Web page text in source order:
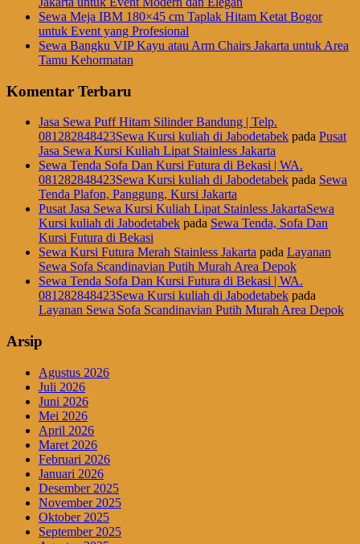
Sewa Meja IBM 180×45 cm Taplak Hitam Ketat Bogor
untuk Event yang Profesional
Sewa Bangku VIP Kayu atau Arm Chairs Jakarta untuk Area
Tamu Kehormatan
Komentar Terbaru
Jasa Sewa Puff Hitam Silinder Bandung | Telp.
081282848423Sewa Kursi kuliah di Jabodetabek pada Pusat
Jasa Sewa Kursi Kuliah Lipat Stainless Jakarta
Sewa Tenda Sofa Dan Kursi Futura di Bekasi | WA.
081282848423Sewa Kursi kuliah di Jabodetabek pada Sewa
Tenda Plafon, Panggung, Kursi Jakarta
Pusat Jasa Sewa Kursi Kuliah Lipat Stainless JakartaSewa
Kursi kuliah di Jabodetabek pada Sewa Tenda, Sofa Dan
Kursi Futura di Bekasi
Sewa Kursi Futura Merah Stainless Jakarta pada Layanan
Sewa Sofa Scandinavian Putih Murah Area Depok
Sewa Tenda Sofa Dan Kursi Futura di Bekasi | WA.
081282848423Sewa Kursi kuliah di Jabodetabek pada
Layanan Sewa Sofa Scandinavian Putih Murah Area Depok
Arsip
Agustus 2026
Juli 2026
Juni 2026
Mei 2026
April 2026
Maret 2026
Februari 2026
Januari 2026
Desember 2025
November 2025
Oktober 2025
September 2025